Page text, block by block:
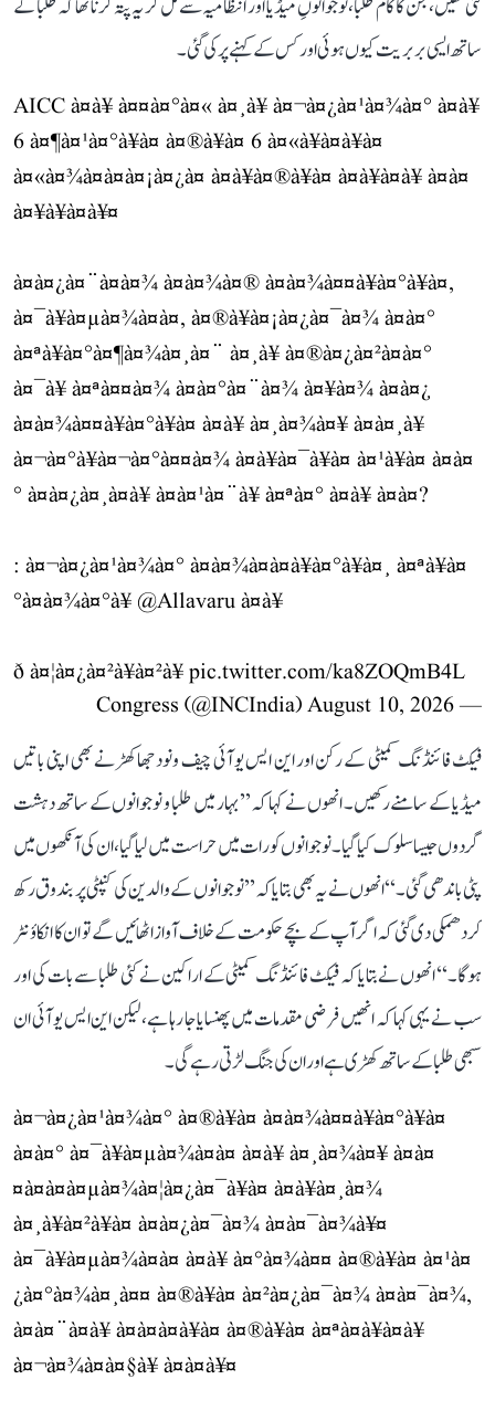
گئی تھیں، جن کا کام طلبا، نوجوانوںِ میڈیا اور انتظامیہ سے مل کر یہ پتہ کرنا تھا کہ طلبا کے
ساتھ ایسی بربریت کیوں ہوئی اور کس کے کہنے پر کی گئی۔
AICC à¤à¥ à¤¤à¤°à¤« à¤¸à¥ à¤¬à¤¿à¤¹à¤¾à¤° à¤à¥
6 à¤¶à¤¹à¤°à¥à¤ à¤®à¥à¤ 6 à¤«à¥à¤à¥à¤
à¤«à¤¾à¤à¤à¤¡à¤¿à¤ à¤à¥à¤®à¥à¤ à¤­à¥à¤à¥ à¤à¤
à¤¥à¥à¤à¥¤
à¤à¤¿à¤¨à¤à¤¾ à¤à¤¾à¤® à¤à¤¾à¤¤à¥à¤°à¥à¤,
à¤¯à¥à¤µà¤¾à¤à¤, à¤®à¥à¤¡à¤¿à¤¯à¤¾ à¤à¤°
à¤ªà¥à¤°à¤¶à¤¾à¤¸à¤¨ à¤¸à¥ à¤®à¤¿à¤²à¤à¤°
à¤¯à¥ à¤ªà¤¤à¤¾ à¤à¤°à¤¨à¤¾ à¤¥à¤¾ à¤à¤¿
à¤à¤¾à¤¤à¥à¤°à¥à¤ à¤à¥ à¤¸à¤¾à¤¥ à¤à¤¸à¥
à¤¬à¤°à¥à¤¬à¤°à¤¤à¤¾ à¤à¥à¤¯à¥à¤ à¤¹à¥à¤ à¤à¤
° à¤à¤¿à¤¸à¤à¥ à¤à¤¹à¤¨à¥ à¤ªà¤° à¤à¥ à¤à¤?
: à¤¬à¤¿à¤¹à¤¾à¤° à¤à¤¾à¤à¤à¥à¤°à¥à¤¸ à¤ªà¥à¤
°à¤­à¤¾à¤°à¥ @Allavaruà¤à¥
ð à¤¦à¤¿à¤²à¥à¤²à¥pic.twitter.com/ka8ZOQmB4L
— Congress (@INCIndia)
August 10, 2026
فیکٹ فائنڈنگ کمیٹی کے رکن اور این ایس یو آئی چیف ونود جھاکھڑ نے بھی اپنی باتیں
میڈیا کے سامنے رکھیں۔ انھوں نے کہا کہ ’’بہار میں طلبا و نوجوانوں کے ساتھ دہشت
گردوں جیسا سلوک کیا گیا۔ نوجوانوں کو رات میں حراست میں لیا گیا، ان کی آنکھوں میں
پٹی باندھی گئی۔‘‘ انھوں نے یہ بھی بتایا کہ ’’نوجوانوں کے والدین کی کنپٹی پر بندوق رکھ
کر دھمکی دی گئی کہ اگر آپ کے بچے حکومت کے خلاف آواز اٹھائیں گے تو ان کا انکاؤنٹر
ہوگا۔‘‘ انھوں نے بتایا کہ فیکٹ فائنڈنگ کمیٹی کے اراکین نے کئی طلبا سے بات کی اور
سب نے یہی کہا کہ انھیں فرضی مقدمات میں پھنسایا جا رہا ہے، لیکن این ایس یو آئی ان
سبھی طلبا کے ساتھ کھڑی ہے اور ان کی جنگ لڑتی رہے گی۔
à¤¬à¤¿à¤¹à¤¾à¤° à¤®à¥à¤ à¤à¤¾à¤¤à¥à¤°à¥à¤
à¤à¤° à¤¯à¥à¤µà¤¾à¤à¤ à¤à¥ à¤¸à¤¾à¤¥ à¤à¤
¤à¤à¤à¤µà¤¾à¤¦à¤¿à¤¯à¥à¤ à¤à¥à¤¸à¤¾
à¤¸à¥à¤²à¥à¤ à¤à¤¿à¤¯à¤¾ à¤à¤¯à¤¾à¥¤
à¤¯à¥à¤µà¤¾à¤à¤ à¤à¥ à¤°à¤¾à¤¤ à¤®à¥à¤ à¤¹à¤
¿à¤°à¤¾à¤¸à¤¤ à¤®à¥à¤ à¤²à¤¿à¤¯à¤¾ à¤à¤¯à¤¾,
à¤à¤¨à¤à¥ à¤à¤à¤à¥à¤ à¤®à¥à¤ à¤ªà¤à¥à¤à¥
à¤¬à¤¾à¤à¤§à¥ à¤à¤à¥¤